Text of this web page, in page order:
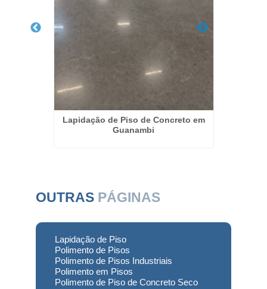
Lapidação de Piso de Concreto em
Guanambi
OUTRAS PÁGINAS
Lapidação de Piso
Polimento de Pisos
Polimento de Pisos Industriais
Polimento em Pisos
Polimento de Piso de Concreto Seco